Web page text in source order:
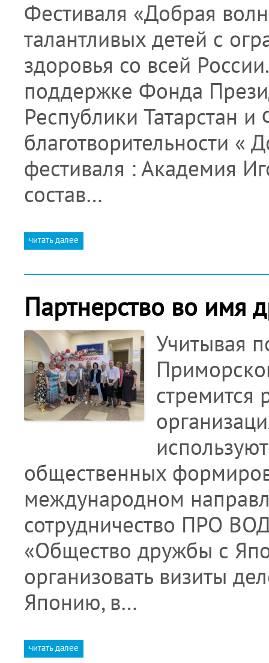
Фестиваля «Добрая
талантливых детей с
здоровья со всей
поддержке Фонда
Республики Татарстан
благотворительности «
фестиваля : Академия
состав…
читать далее
Партнерство во имя
Учитывая
стремится
общественных
международном
сотрудничество ПРО
«Общество дружбы с
организовать визиты
Японию, в…
читать далее